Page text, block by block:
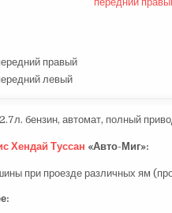
правый
левый
бензин, автомат, полный
Хендай Туссан «Авто-Миг»:
при проезде различных ям